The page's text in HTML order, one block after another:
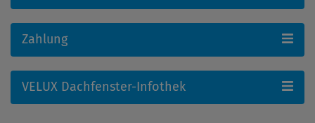
Zahlung
VELUX Dachfenster-Infothek